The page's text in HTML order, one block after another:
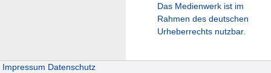
Das Medienwerk ist im
Rahmen des deutschen
Urheberrechts nutzbar.
Impressum Datenschutz